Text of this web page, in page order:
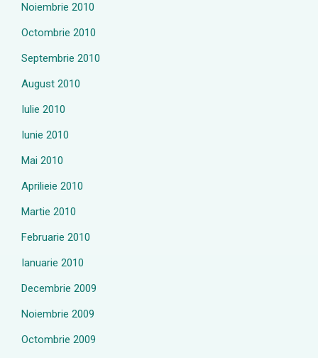
Noiembrie 2010
Octombrie 2010
Septembrie 2010
August 2010
Iulie 2010
Iunie 2010
Mai 2010
Aprilieie 2010
Martie 2010
Februarie 2010
Ianuarie 2010
Decembrie 2009
Noiembrie 2009
Octombrie 2009